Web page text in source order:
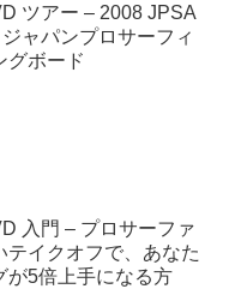
ツアー – 2008 JPSA
ャパンプロサーフィ
ボード
入門 – プロサーファ
テイクオフで、あなた
が5倍上手になる方